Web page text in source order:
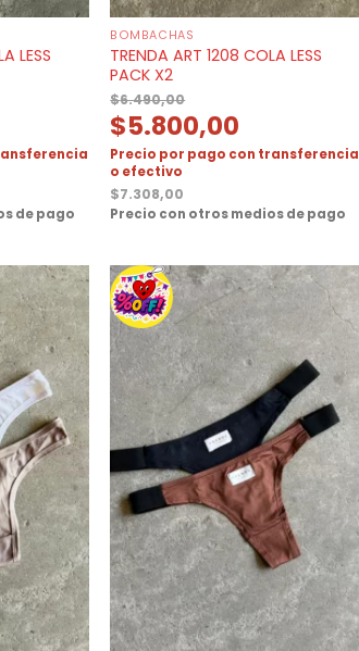
LESS
de pago
BOMBACHAS
TRENDA ART 1208 COLA LESS
PACK X2
$6.490,00
$5.800,00
Precio por pago con transferencia
o efectivo
$7.308,00
Precio con otros medios de pago